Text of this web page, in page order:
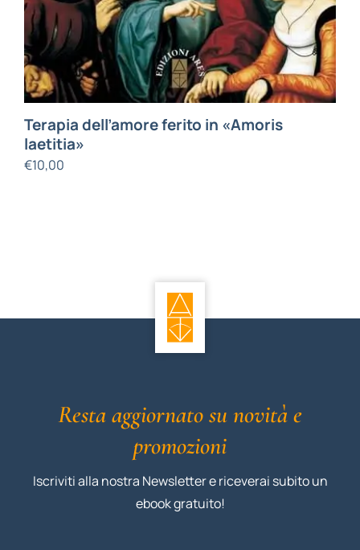
Terapia dell’amore ferito in «Amoris
laetitia»
€10,00
Resta aggiornato su novità e
promozioni
Iscriviti alla nostra Newsletter e riceverai subito un
ebook gratuito!